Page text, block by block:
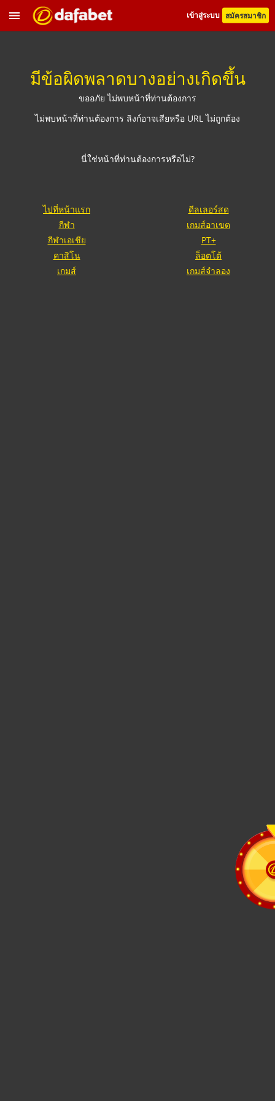
เข้าสู่ระบบ สมัครสมาชิก
มีข้อผิดพลาดบางอย่างเกิดขึ้น
ขออภัย ไม่พบหน้าที่ท่านต้องการ
ไม่พบหน้าที่ท่านต้องการ ลิงก์อาจเสียหรือ URL ไม่ถูกต้อง
นี่ใช่หน้าที่ท่านต้องการหรือไม่?
ไปที่หน้าแรก
กีฬา
กีฬาเอเชีย
คาสิโน
เกมส์
ดีลเลอร์สด
เกมส์อาเขต
PT+
ล็อตโต้
เกมส์จำลอง